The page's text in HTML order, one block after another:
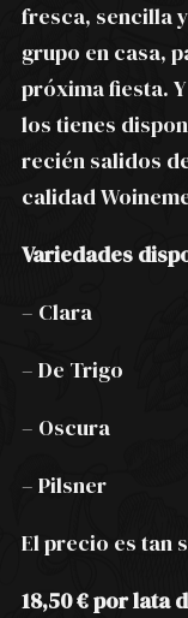
fresca, sencilla
grupo en casa,
próxima fiesta.
los tienes
recién salidos
calidad
Variedades
– Clara
– De Trigo
– Oscura
– Pilsner
El precio es tan
18,50 € por lata